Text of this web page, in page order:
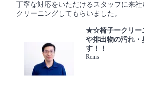
丁寧な対応をいただけるスタッフに来社
クリーニングしてもらいました。
★☆椅子ークリー
や排出物の汚れ・
す！！
Reins